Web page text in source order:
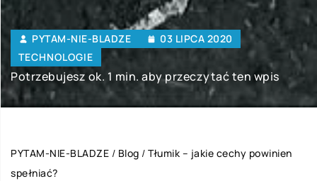
PYTAM-NIE-BLADZE
03 LIPCA 2020
TECHNOLOGIE
Potrzebujesz ok. 1 min. aby przeczytać ten wpis
PYTAM-NIE-BLADZE / Blog / Tłumik – jakie cechy powinien
spełniać?